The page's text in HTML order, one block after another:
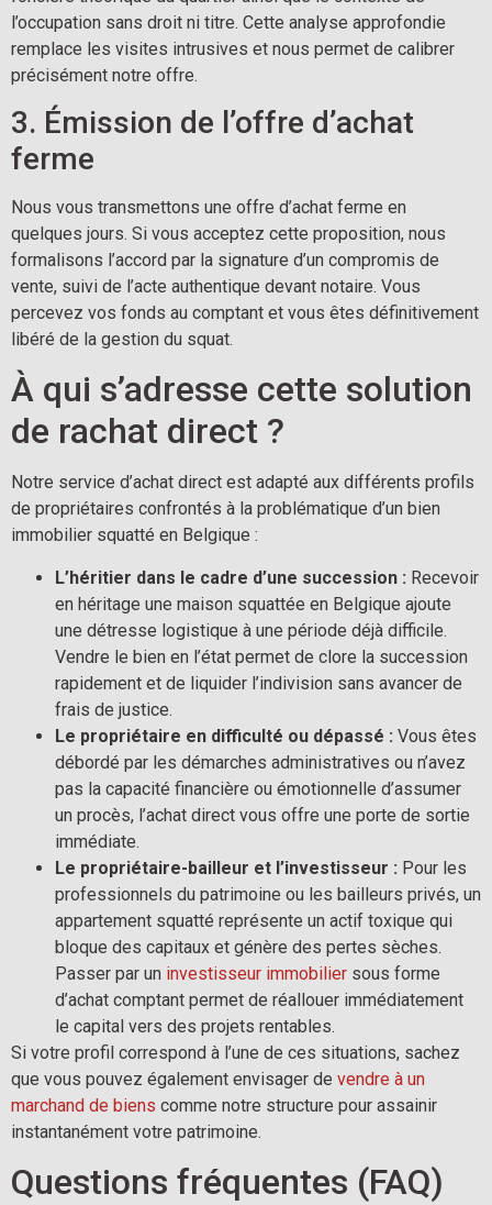
l’occupation sans droit ni titre. Cette analyse approfondie
remplace les visites intrusives et nous permet de calibrer
précisément notre offre.
3. Émission de l’offre d’achat
ferme
Nous vous transmettons une offre d’achat ferme en
quelques jours. Si vous acceptez cette proposition, nous
formalisons l’accord par la signature d’un compromis de
vente, suivi de l’acte authentique devant notaire. Vous
percevez vos fonds au comptant et vous êtes définitivement
libéré de la gestion du squat.
À qui s’adresse cette solution
de rachat direct ?
Notre service d’achat direct est adapté aux différents profils
de propriétaires confrontés à la problématique d’un bien
immobilier squatté en Belgique :
L’héritier dans le cadre d’une succession : Recevoir
en héritage une maison squattée en Belgique ajoute
une détresse logistique à une période déjà difficile.
Vendre le bien en l’état permet de clore la succession
rapidement et de liquider l’indivision sans avancer de
frais de justice.
Le propriétaire en difficulté ou dépassé : Vous êtes
débordé par les démarches administratives ou n’avez
pas la capacité financière ou émotionnelle d’assumer
un procès, l’achat direct vous offre une porte de sortie
immédiate.
Le propriétaire-bailleur et l’investisseur : Pour les
professionnels du patrimoine ou les bailleurs privés, un
appartement squatté représente un actif toxique qui
bloque des capitaux et génère des pertes sèches.
Passer par un investisseur immobilier sous forme
d’achat comptant permet de réallouer immédiatement
le capital vers des projets rentables.
Si votre profil correspond à l’une de ces situations, sachez
que vous pouvez également envisager de vendre à un
marchand de biens comme notre structure pour assainir
instantanément votre patrimoine.
Questions fréquentes (FAQ)